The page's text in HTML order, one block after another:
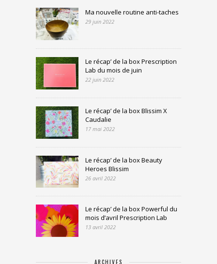
Ma nouvelle routine anti-taches
29 juin 2022
Le récap’ de la box Prescription
Lab du mois de juin
22 juin 2022
Le récap’ de la box Blissim X
Caudalie
17 mai 2022
Le récap’ de la box Beauty
Heroes Blissim
26 avril 2022
Le récap’ de la box Powerful du
mois d’avril Prescription Lab
13 avril 2022
ARCHIVES